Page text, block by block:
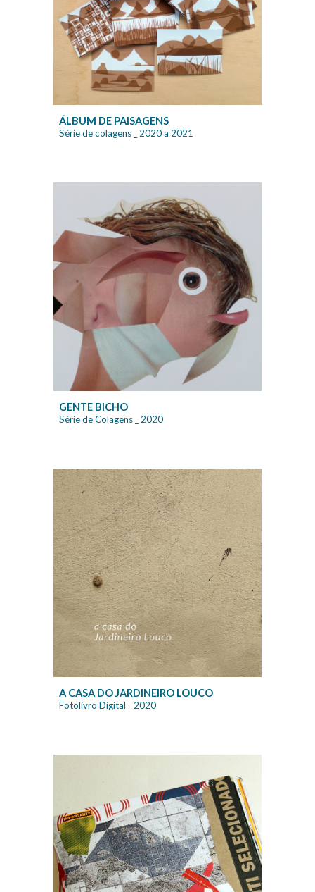
ÁLBUM DE PAISAGENS
Série de colagens _ 2020 a 2021
GENTE BICHO
Série de Colagens _ 2020
A CASA DO JARDINEIRO LOUCO
Fotolivro Digital _ 2020